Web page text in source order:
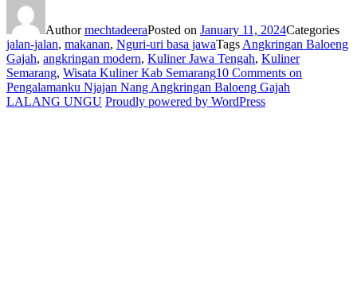
AuthormechtadeeraPosted on January 11, 2024Categories
jalan-jalan, makanan, Nguri-uri basa jawaTags Angkringan Baloeng
Gajah, angkringan modern, Kuliner Jawa Tengah, Kuliner
Semarang, Wisata Kuliner Kab Semarang10 Comments on
Pengalamanku Njajan Nang Angkringan Baloeng Gajah
LALANG UNGU Proudly powered by WordPress